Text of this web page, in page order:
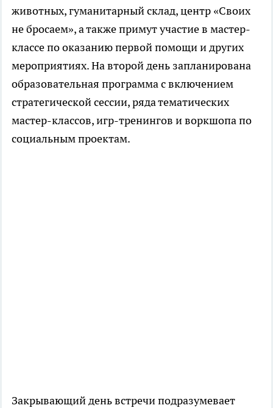
животных, гуманитарный склад, центр «Своих
не бросаем», а также примут участие в мастер-
классе по оказанию первой помощи и других
мероприятиях. На второй день запланирована
образовательная программа с включением
стратегической сессии, ряда тематических
мастер-классов, игр-тренингов и воркшопа по
социальным проектам.
Закрывающий день встречи подразумевает